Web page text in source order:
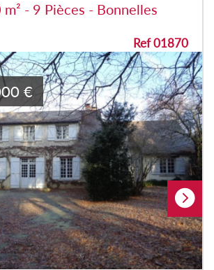
- 9 Pièces - Bonnelles
Ref 01870
€